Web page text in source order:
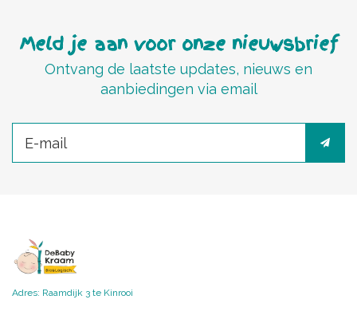
Meld je aan voor onze nieuwsbrief
Ontvang de laatste updates, nieuws en
aanbiedingen via email
Adres: Raamdijk 3 te Kinrooi